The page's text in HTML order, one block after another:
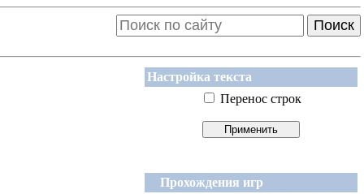
Поиск
Настройка текста
Перенос строк
Прохождения игр